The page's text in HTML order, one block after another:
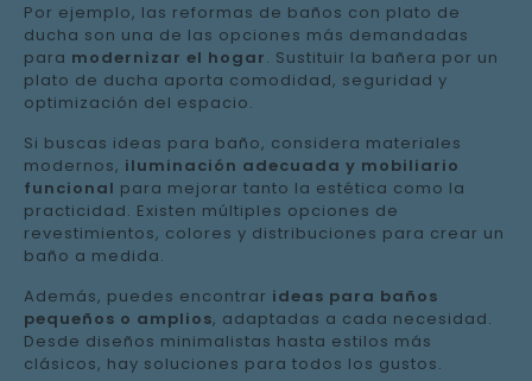
Por ejemplo, las reformas de baños con plato de
ducha son una de las opciones más demandadas
para modernizar el hogar. Sustituir la bañera por un
plato de ducha aporta comodidad, seguridad y
optimización del espacio.
Si buscas ideas para baño, considera materiales
modernos, iluminación adecuada y mobiliario
funcional para mejorar tanto la estética como la
practicidad. Existen múltiples opciones de
revestimientos, colores y distribuciones para crear un
baño a medida.
Además, puedes encontrar ideas para baños
pequeños o amplios, adaptadas a cada necesidad.
Desde diseños minimalistas hasta estilos más
clásicos, hay soluciones para todos los gustos.